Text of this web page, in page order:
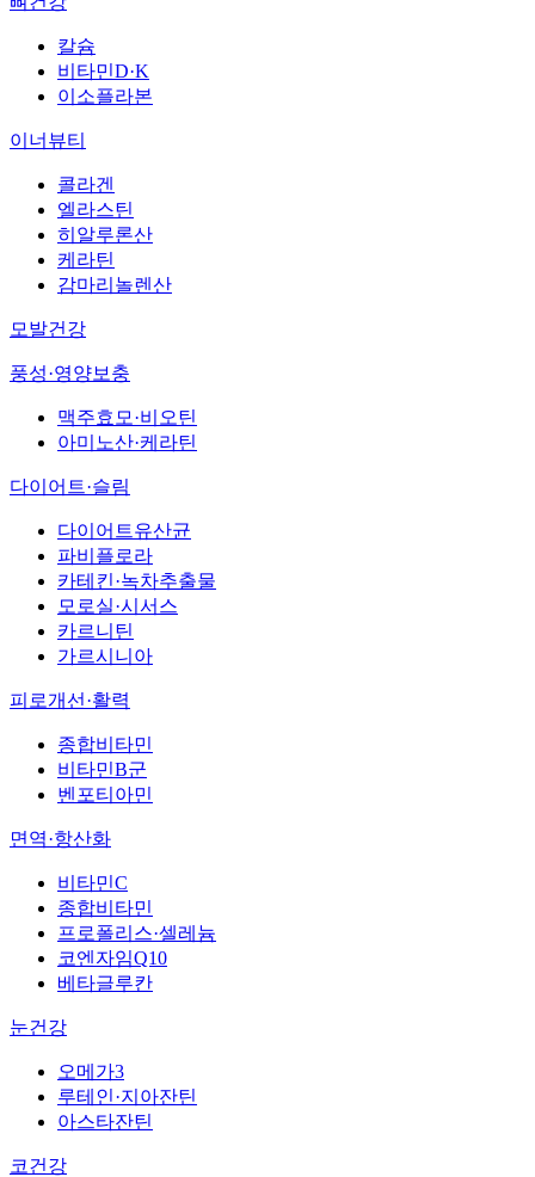
칼슘
비타민D·K
이소플라본
이너뷰티
콜라겐
엘라스틴
히알루론산
케라틴
감마리놀렌산
모발건강
풍성·영양보충
맥주효모·비오틴
아미노산·케라틴
다이어트·슬림
다이어트유산균
파비플로라
카테킨·녹차추출물
모로실·시서스
카르니틴
가르시니아
피로개선·활력
종합비타민
비타민B군
벤포티아민
면역·항산화
비타민C
종합비타민
프로폴리스·셀레늄
코엔자임Q10
베타글루칸
눈건강
오메가3
루테인·지아잔틴
아스타잔틴
코건강